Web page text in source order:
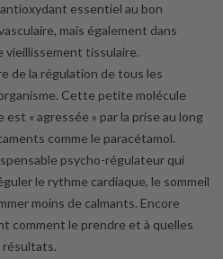
essentiel au bon
mais également dans
tissulaire.
de la régulation de tous les
Cette petite molécule
« agressée » par la prise au long
comme le paracétamol.
psycho-régulateur qui
le rythme cardiaque, le sommeil
moins de calmants. Encore
comment le prendre et à quelles
résultats.